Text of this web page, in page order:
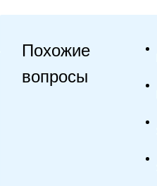
Похожие
вопросы